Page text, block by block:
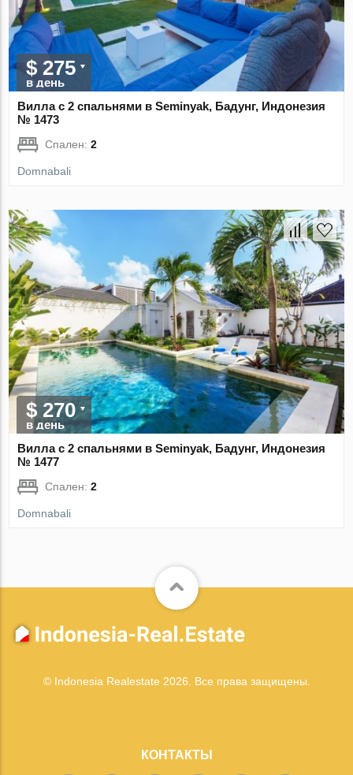
$ 275
в день
Вилла с 2 спальнями в Seminyak, Бадунг, Индонезия
№ 1473
Спален:2
Domnabali
$ 270
в день
Вилла с 2 спальнями в Seminyak, Бадунг, Индонезия
№ 1477
Спален:2
Domnabali
© Indonesia Realestate 2026. Все права защищены.
КОНТАКТЫ